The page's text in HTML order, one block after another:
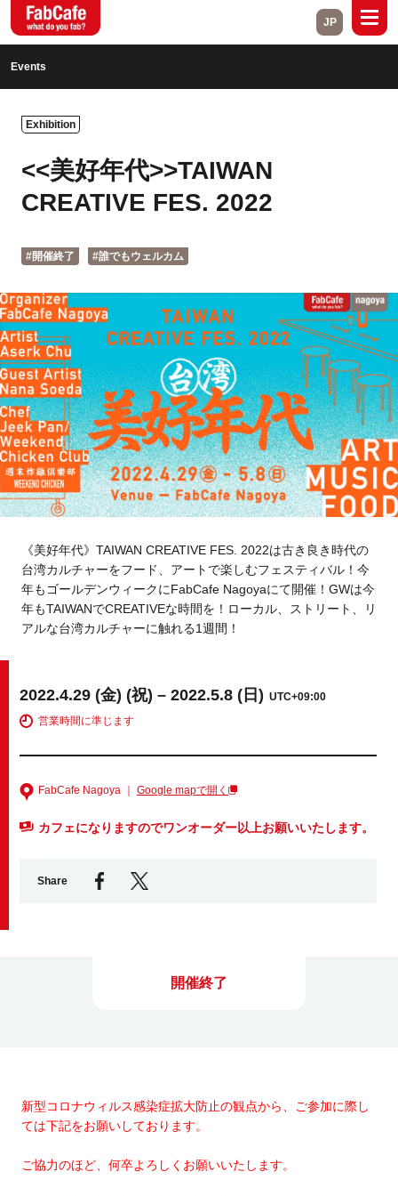
Open Labs Project Cases
Branch List
Tokyo Fuji
Nagoya Kyoto
Osaka Hida
Chiba
Fukushima Taipei
Toulouse Strasbourg
Mexico City
Close
JP
Events
Exhibition
<<美好年代>>TAIWAN
CREATIVE FES. 2022
#開催終了 #誰でもウェルカム
《美好年代》TAIWAN CREATIVE FES. 2022は古き良き時代の
台湾カルチャーをフード、アートで楽しむフェスティバル！今
年もゴールデンウィークにFabCafe Nagoyaにて開催！GWは今
年もTAIWANでCREATIVEな時間を！ローカル、ストリート、リ
アルな台湾カルチャーに触れる1週間！
2022.4.29 (金) (祝) – 2022.5.8 (日) UTC+09:00
営業時間に準じます
FabCafe Nagoya ｜ Google mapで開く
カフェになりますのでワンオーダー以上お願いいたします。
Share
開催終了
新型コロナウィルス感染症拡大防止の観点から、ご参加に際し
ては下記をお願いしております。
ご協力のほど、何卒よろしくお願いいたします。